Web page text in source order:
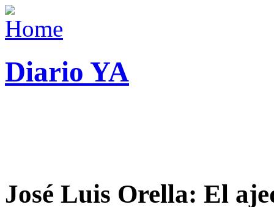
Diario YA
José Luis Orella: El